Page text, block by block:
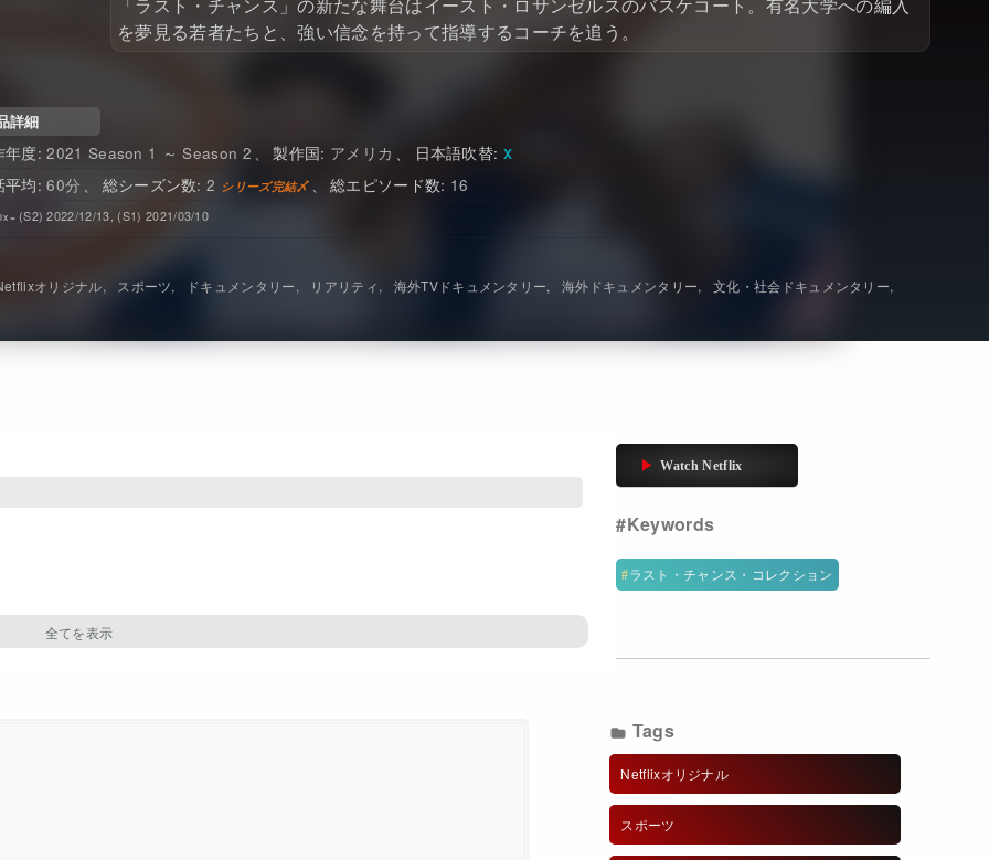
日本語吹替対応作品
その他の国のTV番組
Netflix 吹替版作品
Netflix 高い評価の海外作品
Get Freaxフォーラム
Netflixコース別料金プラン
閉じる
「ラスト・チャンス」の新たな舞台はイースト・ロサンゼルスのバスケコート。有名大学への編入
を夢見る若者たちと、強い信念を持って指導するコーチを追う。
詳細
2021 Season 1 ～ Season 2
アメリカ
日本語吹替
60
2 16
(S2) 2022/12/13, (S1) 2021/03/10
ラスト・チャンス・コレクション
オリジナル スポーツ ドキュメンタリー リアリティ 海外TVドキュメンタリー 海外ドキュメンタリー 文化・社会ドキュメンタリー
Tags
Netflixオリジナル
スポーツ